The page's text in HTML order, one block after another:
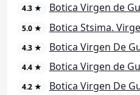
4.3 ★ Botica Virgen de
5.0 ★ Botica Stsima.
4.3 ★ Botica Virgen De
4.4 ★ Botica Virgen de
4.2 ★ Botica Virgen De